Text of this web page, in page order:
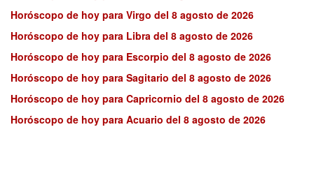
Horóscopo de hoy para Virgo del 8 agosto de 2026
Horóscopo de hoy para Libra del 8 agosto de 2026
Horóscopo de hoy para Escorpio del 8 agosto de 2026
Horóscopo de hoy para Sagitario del 8 agosto de 2026
Horóscopo de hoy para Capricornio del 8 agosto de 2026
Horóscopo de hoy para Acuario del 8 agosto de 2026